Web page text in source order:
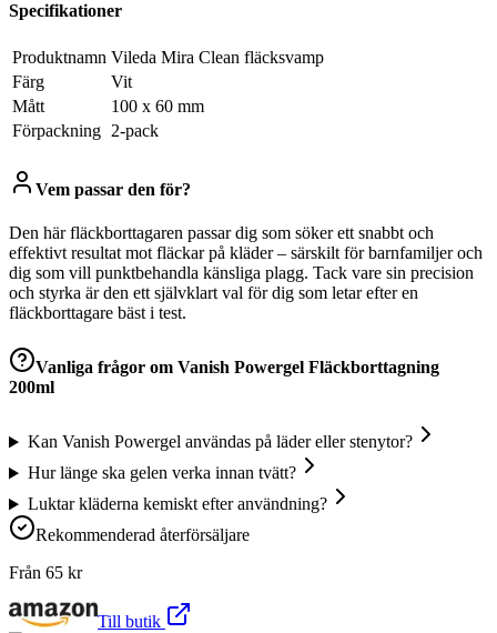
Specifikationer
Produktnamn Vileda Mira Clean fläcksvamp
Färg
Vit
Mått
100 x 60 mm
Förpackning 2-pack
Vem passar den för?
Den här fläckborttagaren passar dig som söker ett snabbt och
effektivt resultat mot fläckar på kläder – särskilt för barnfamiljer och
dig som vill punktbehandla känsliga plagg. Tack vare sin precision
och styrka är den ett självklart val för dig som letar efter en
fläckborttagare bäst i test.
Vanliga frågor om Vanish Powergel Fläckborttagning
200ml
Kan Vanish Powergel användas på läder eller stenytor?
Hur länge ska gelen verka innan tvätt?
Luktar kläderna kemiskt efter användning?
Rekommenderad återförsäljare
Från 65 kr
Till butik